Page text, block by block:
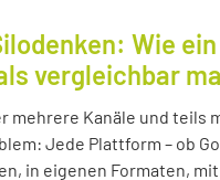
Wie
vergleichbar
mehrere Kanäle und teils
Jede Plattform – ob
in eigenen Formaten,